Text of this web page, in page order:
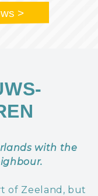
>
with the
of Zeeland, but